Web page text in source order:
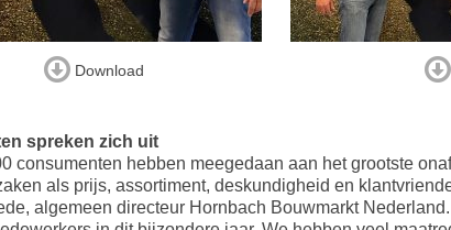
Download
spreken zich uit
consumenten hebben meegedaan aan het grootste
als prijs, assortiment, deskundigheid en
algemeen directeur Hornbach Bouwmarkt